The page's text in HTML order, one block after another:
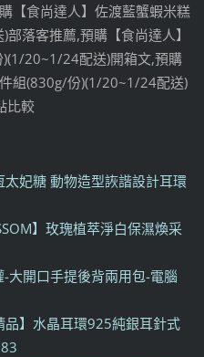
【食尚達人】佐渡藍蟹蝦米糕
落客推薦,預購【食尚達人】
20~1/24配送)開箱文,預購
組(830g/份)(1/20~1/24配送)
比較
妃糖 動物造型詼諧設計耳環
】玫瑰植萃淨白保濕煥采
大開口手提後背兩用包-電腦
】水晶耳環925純銀耳針式